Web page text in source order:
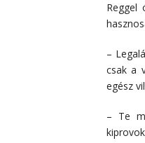
–
csak a
egész
– Te